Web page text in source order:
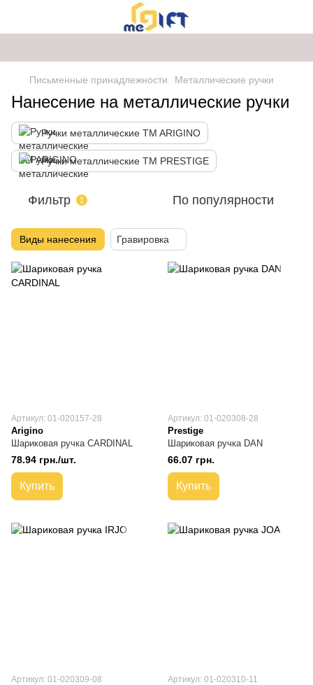
Письменные принадлежности Металлические ручки
Нанесение на металлические ручки
Ручки металлические TM ARIGINO
Ручки металлические TM PRESTIGE
Фильтр 1 По популярности
Виды нанесения Гравировка
Артикул: 01-020157-28
Arigino
Шариковая ручка CARDINAL
78.94 грн./шт.
Купить
Артикул: 01-020308-28
Prestige
Шариковая ручка DAN
66.07 грн.
Купить
Артикул: 01-020309-08 Артикул: 01-020310-11